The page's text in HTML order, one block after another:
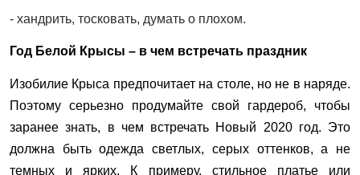
- хандрить, тосковать, думать о плохом.
Год Белой Крысы – в чем встречать праздник
Изобилие Крыса предпочитает на столе, но не в наряде.
Поэтому серьезно продумайте свой гардероб, чтобы
заранее знать, в чем встречать Новый 2020 год. Это
должна быть одежда светлых, серых оттенков, а не
темных и ярких. К примеру, стильное платье или